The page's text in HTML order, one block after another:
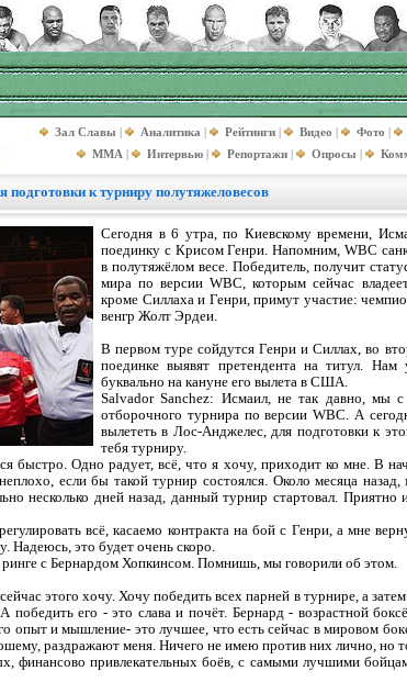
Зал Славы | Аналитика | Рейтинги | Видео | Фото |
MMA | Интервью | Репортажи | Опросы |
к турниру полутяжеловесов
Сегодня в 6 утра, по Киевскому времени,
поединку с Крисом Генри. Напомним, WBC
в полутяжёлом весе. Победитель, получит
мира по версии WBC, которым сейчас
кроме Силлаха и Генри, примут участие:
венгр Жолт Эрдеи.
В первом туре сойдутся Генри и Силлах, во
поединке выявят претендента на титул.
буквально на кануне его вылета в США.
Salvador Sanchez: Исмаил, не так давно, мы с
отборочного турнира по версии WBC. А
вылететь в Лос-Анджелес, для подготовки к
тебя турниру.
быстро. Одно радует, всё, что я хочу, приходит ко мне. В
если бы такой турнир состоялся. Около месяца
несколько дней назад, данный турнир стартовал.
всё, касаемо контракта на бой с Генри, а мне
Надеюсь, это будет очень скоро.
ринге с Бернардом Хопкинсом. Помнишь, мы говорили об этом.
этого хочу. Хочу победить всех парней в турнире, а
победить его - это слава и почёт. Бернард - возрастной
опыт и мышление- это лучшее, что есть сейчас в мировом
раздражают меня. Ничего не имею против них лично, но
финансово привлекательных боёв, с самыми лучшими